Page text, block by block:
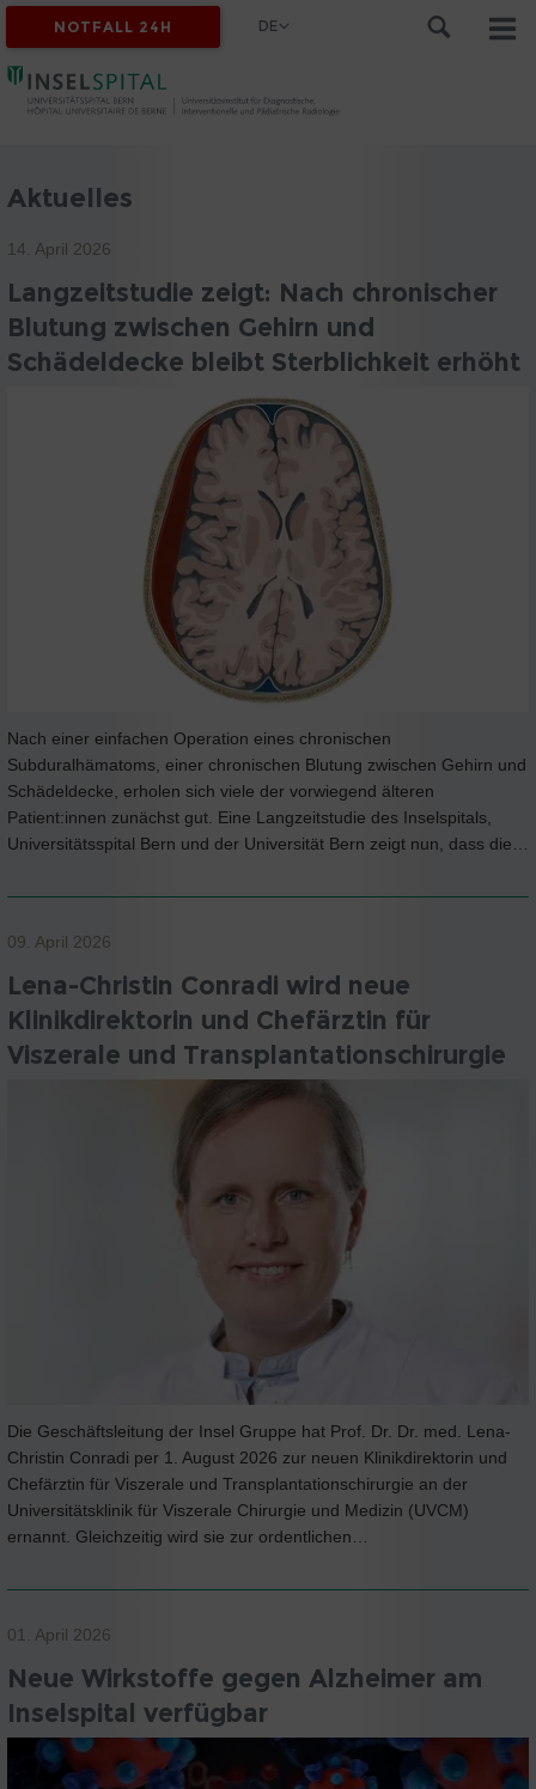
NOTFALL 24H DE
Aktuelles
14. April 2026
Langzeitstudie zeigt: Nach chronischer
Blutung zwischen Gehirn und
Schädeldecke bleibt Sterblichkeit erhöht
Nach einer einfachen Operation eines chronischen
Subduralhämatoms, einer chronischen Blutung zwischen Gehirn und
Schädeldecke, erholen sich viele der vorwiegend älteren
Patient:innen zunächst gut. Eine Langzeitstudie des Inselspitals,
Universitätsspital Bern und der Universität Bern zeigt nun, dass die…
09. April 2026
Lena-Christin Conradi wird neue
Klinikdirektorin und Chefärztin für
Viszerale und Transplantationschirurgie
Die Geschäftsleitung der Insel Gruppe hat Prof. Dr. Dr. med. Lena-
Christin Conradi per 1. August 2026 zur neuen Klinikdirektorin und
Chefärztin für Viszerale und Transplantationschirurgie an der
Universitätsklinik für Viszerale Chirurgie und Medizin (UVCM)
ernannt. Gleichzeitig wird sie zur ordentlichen…
01. April 2026
Neue Wirkstoffe gegen Alzheimer am
Inselspital verfügbar